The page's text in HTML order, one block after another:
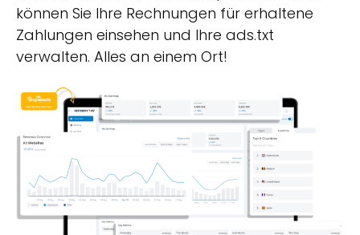
können Sie Ihre Rechnungen für erhaltene
Zahlungen einsehen und Ihre ads.txt
verwalten. Alles an einem Ort!